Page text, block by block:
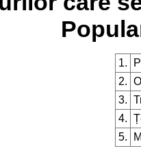
1.
2.
3.
4.
5.